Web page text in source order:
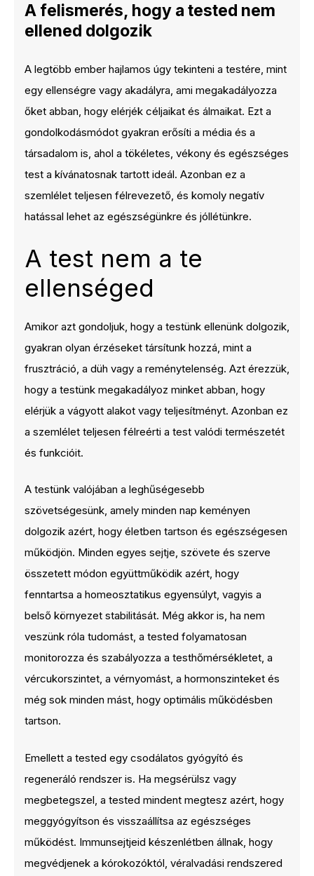
A felismerés, hogy a tested nem
ellened dolgozik
A legtöbb ember hajlamos úgy tekinteni a testére, mint
egy ellenségre vagy akadályra, ami megakadályozza
őket abban, hogy elérjék céljaikat és álmaikat. Ezt a
gondolkodásmódot gyakran erősíti a média és a
társadalom is, ahol a tökéletes, vékony és egészséges
test a kívánatosnak tartott ideál. Azonban ez a
szemlélet teljesen félrevezető, és komoly negatív
hatással lehet az egészségünkre és jóllétünkre.
A test nem a te
ellenséged
Amikor azt gondoljuk, hogy a testünk ellenünk dolgozik,
gyakran olyan érzéseket társítunk hozzá, mint a
frusztráció, a düh vagy a reménytelenség. Azt érezzük,
hogy a testünk megakadályoz minket abban, hogy
elérjük a vágyott alakot vagy teljesítményt. Azonban ez
a szemlélet teljesen félreérti a test valódi természetét
és funkcióit.
A testünk valójában a leghűségesebb
szövetségesünk, amely minden nap keményen
dolgozik azért, hogy életben tartson és egészségesen
működjön. Minden egyes sejtje, szövete és szerve
összetett módon együttműködik azért, hogy
fenntartsa a homeosztatikus egyensúlyt, vagyis a
belső környezet stabilitását. Még akkor is, ha nem
veszünk róla tudomást, a tested folyamatosan
monitorozza és szabályozza a testhőmérsékletet, a
vércukorszintet, a vérnyomást, a hormonszinteket és
még sok minden mást, hogy optimális működésben
tartson.
Emellett a tested egy csodálatos gyógyító és
regeneráló rendszer is. Ha megsérülsz vagy
megbetegszel, a tested mindent megtesz azért, hogy
meggyógyítson és visszaállítsa az egészséges
működést. Immunsejtjeid készenlétben állnak, hogy
megvédjenek a kórokozóktól, véralvadási rendszered